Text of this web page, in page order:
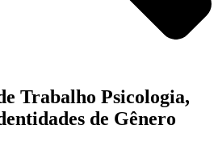
Trabalho Psicologia,
de Gênero